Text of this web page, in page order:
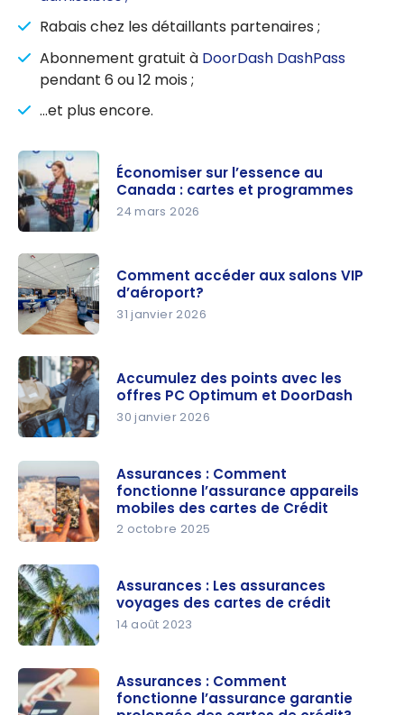
Rabais chez les détaillants partenaires ;
Abonnement gratuit à DoorDash DashPass
pendant 6 ou 12 mois ;
…et plus encore.
r sur
l’essence
au
Canada :
cartes et
programm
es
Économiser sur l’essence au
Canada : cartes et programmes
24 mars 2026
accéder
aux salons
VIP
d’aéroport
?
Comment accéder aux salons VIP
d’aéroport?
31 janvier 2026
des points
avec les
offres PC
Optimum
et
DoorDash
Accumulez des points avec les
offres PC Optimum et DoorDash
30 janvier 2026
s :
Comment
fonctionne
l’assurance
appareils
mobiles
des cartes
Assurances : Comment
fonctionne l’assurance appareils
mobiles des cartes de Crédit
2 octobre 2025
s : Les
assurances
Assurances : Les assurances
voyages des cartes de crédit
14 août 2023
Assurances : Comment
fonctionne l’assurance garantie